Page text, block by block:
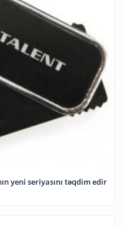
yeni seriyasını təqdim edir